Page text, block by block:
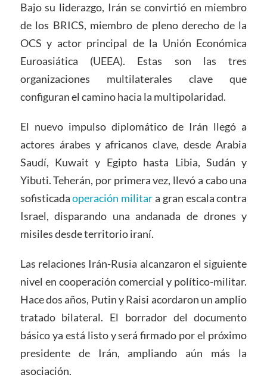
Bajo su liderazgo, Irán se convirtió en miembro
de los BRICS, miembro de pleno derecho de la
OCS y actor principal de la Unión Económica
Euroasiática (UEEA). Estas son las tres
organizaciones multilaterales clave que
configuran el camino hacia la multipolaridad.
El nuevo impulso diplomático de Irán llegó a
actores árabes y africanos clave, desde Arabia
Saudí, Kuwait y Egipto hasta Libia, Sudán y
Yibuti. Teherán, por primera vez, llevó a cabo una
sofisticadaoperación militara gran escala contra
Israel, disparando una andanada de drones y
misiles desde territorio iraní.
Las relaciones Irán-Rusia alcanzaron el siguiente
nivel en cooperación comercial y político-militar.
Hace dos años, Putin y Raisi acordaron un amplio
tratado bilateral. El borrador del documento
básico ya está listo y será firmado por el próximo
presidente de Irán, ampliando aún más la
asociación.